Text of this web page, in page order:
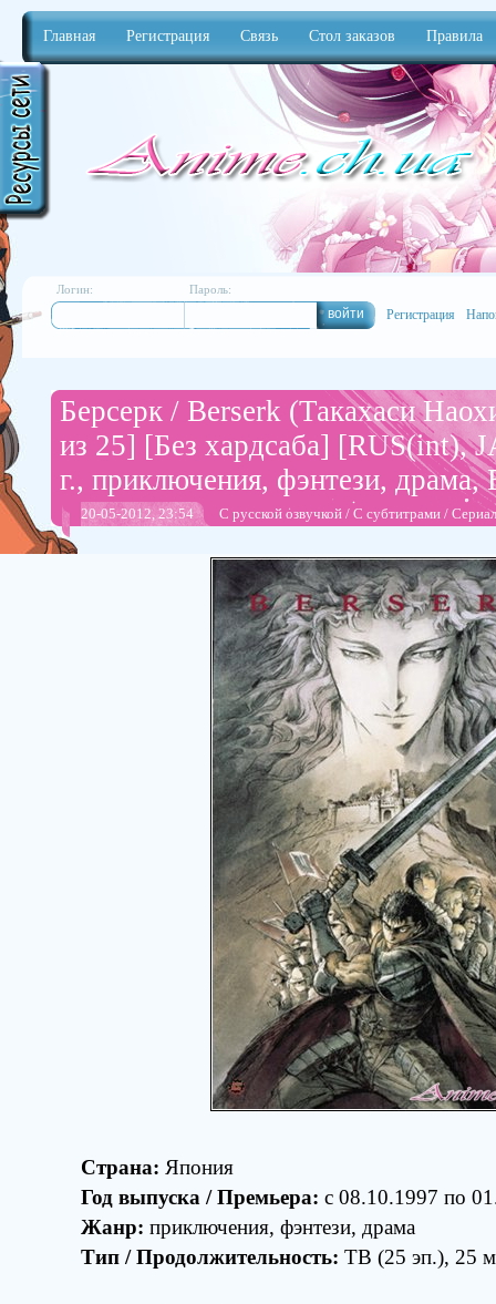
Главная Регистрация Связь Стол заказов Правила
Логин: Пароль:
Регистрация
Берсерк / Berserk (Такахаси
из 25] [Без хардсаба] [RUS(int),
г., приключения, фэнтези,
20-05-2012, 23:54 С русской озвучкой / С субтитрами /
Страна: Япония
Год выпуска / Премьера: c 08.10.1997 по
Жанр: приключения, фэнтези, драма
Тип / Продолжительность: ТВ (25 эп.), 25